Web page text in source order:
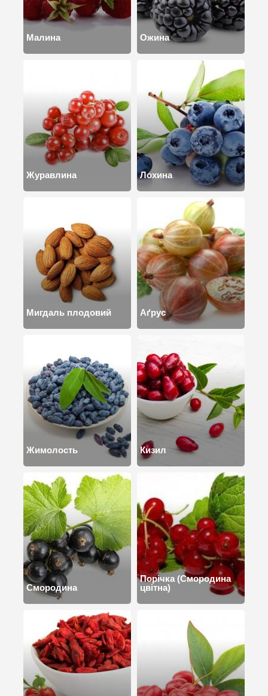
Малина Ожина
Журавлина Лохина
Мигдаль плодовий Аґрус
Жимолость Кизил
Смородина
Порічка (Смородина
цвітна)